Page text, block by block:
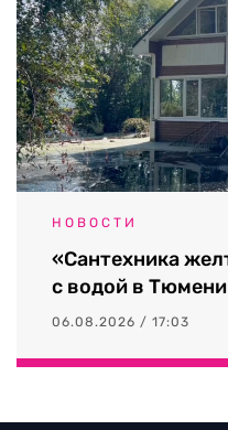
НОВОСТИ
«Сантехника
с водой в Тюмени
06.08.2026 / 17:03